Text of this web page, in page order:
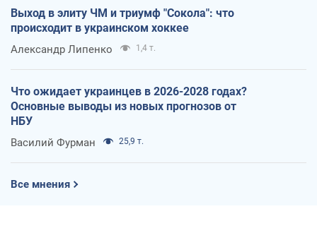
Выход в элиту ЧМ и триумф "Сокола": что
происходит в украинском хоккее
Александр Липенко 1,4 т.
Что ожидает украинцев в 2026-2028 годах?
Основные выводы из новых прогнозов от
НБУ
Василий Фурман 25,9 т.
Все мнения